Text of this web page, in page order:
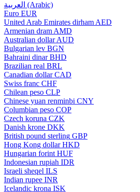
العربية (Arabic)
Euro EUR
United Arab Emirates dirham AED
Armenian dram AMD
Australian dollar AUD
Bulgarian lev BGN
Bahraini dinar BHD
Brazilian real BRL
Canadian dollar CAD
Swiss franc CHF
Chilean peso CLP
Chinese yuan renminbi CNY
Columbian peso COP
Czech koruna CZK
Danish krone DKK
British pound sterling GBP
Hong Kong dollar HKD
Hungarian forint HUF
Indonesian rupiah IDR
Israeli sheqel ILS
Indian rupee INR
Icelandic krona ISK